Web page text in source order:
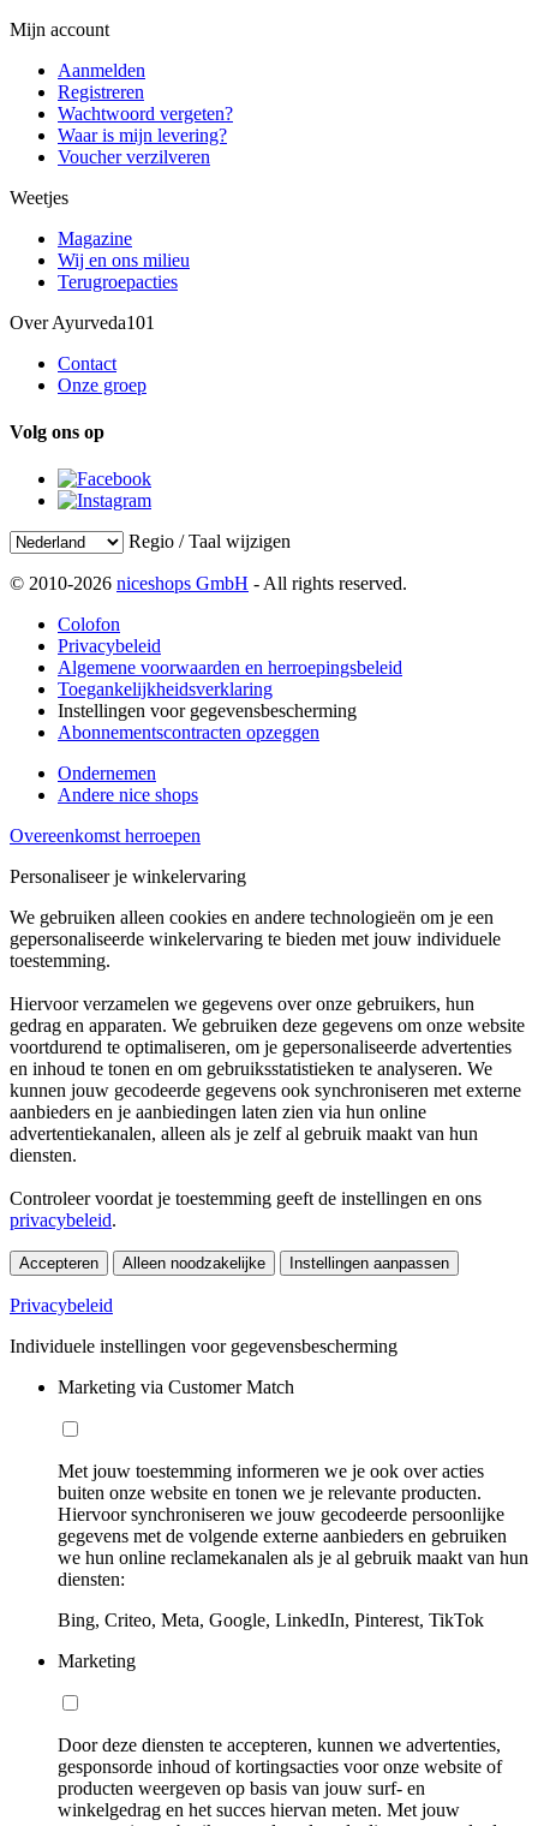
Mijn account
Aanmelden
Registreren
Wachtwoord vergeten?
Waar is mijn levering?
Voucher verzilveren
Weetjes
Magazine
Wij en ons milieu
Terugroepacties
Over Ayurveda101
Contact
Onze groep
Volg ons op
Regio / Taal wijzigen
© 2010-2026 niceshops GmbH - All rights reserved.
Colofon
Privacybeleid
Algemene voorwaarden en herroepingsbeleid
Toegankelijkheidsverklaring
Instellingen voor gegevensbescherming
Abonnementscontracten opzeggen
Ondernemen
Andere nice shops
Overeenkomst herroepen
Personaliseer je winkelervaring
We gebruiken alleen cookies en andere technologieën om je een
gepersonaliseerde winkelervaring te bieden met jouw individuele
toestemming.
Hiervoor verzamelen we gegevens over onze gebruikers, hun
gedrag en apparaten. We gebruiken deze gegevens om onze website
voortdurend te optimaliseren, om je gepersonaliseerde advertenties
en inhoud te tonen en om gebruiksstatistieken te analyseren. We
kunnen jouw gecodeerde gegevens ook synchroniseren met externe
aanbieders en je aanbiedingen laten zien via hun online
advertentiekanalen, alleen als je zelf al gebruik maakt van hun
diensten.
Controleer voordat je toestemming geeft de instellingen en ons
privacybeleid.
Accepteren Alleen noodzakelijke Instellingen aanpassen
Privacybeleid
Individuele instellingen voor gegevensbescherming
Marketing via Customer Match
Met jouw toestemming informeren we je ook over acties
buiten onze website en tonen we je relevante producten.
Hiervoor synchroniseren we jouw gecodeerde persoonlijke
gegevens met de volgende externe aanbieders en gebruiken
we hun online reclamekanalen als je al gebruik maakt van hun
diensten:
Bing, Criteo, Meta, Google, LinkedIn, Pinterest, TikTok
Marketing
Door deze diensten te accepteren, kunnen we advertenties,
gesponsorde inhoud of kortingsacties voor onze website of
producten weergeven op basis van jouw surf- en
winkelgedrag en het succes hiervan meten. Met jouw